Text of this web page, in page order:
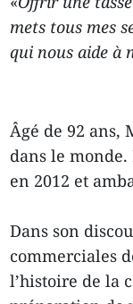
mets tous mes
qui nous aide à
Âgé de 92 ans,
dans le
en 2012 et
Dans son
commerciales
l’histoire de la